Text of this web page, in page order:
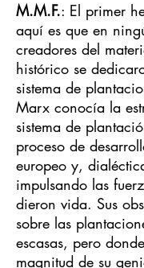
M.M.F.: El primer
aquí es que en
creadores del
histórico se
sistema de
Marx conocía la
sistema de
proceso de
europeo y,
impulsando las
dieron vida. Sus
sobre las
escasas, pero
magnitud de su